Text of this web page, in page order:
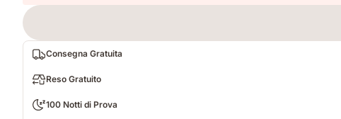
Consegna Gratuita
Reso Gratuito
100 Notti di Prova